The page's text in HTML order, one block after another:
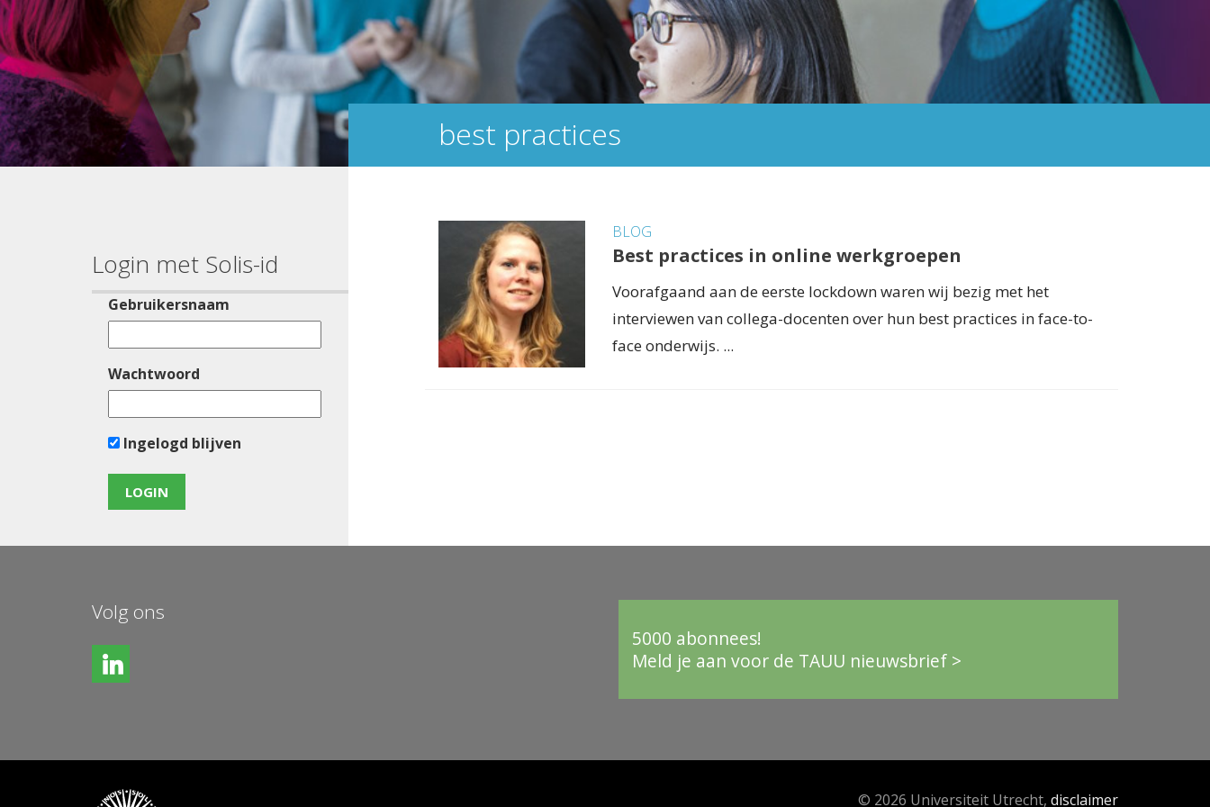
Login met Solis-id
Gebruikersnaam
Wachtwoord
Ingelogd blijven
best practices
BLOG
Best practices in online werkgroepen
Voorafgaand aan de eerste lockdown waren wij bezig met het
interviewen van collega-docenten over hun best practices in face-to-
face onderwijs. ...
Volg ons
5000 abonnees!
Meld je aan voor de TAUU nieuwsbrief >
© 2026 Universiteit Utrecht, disclaimer